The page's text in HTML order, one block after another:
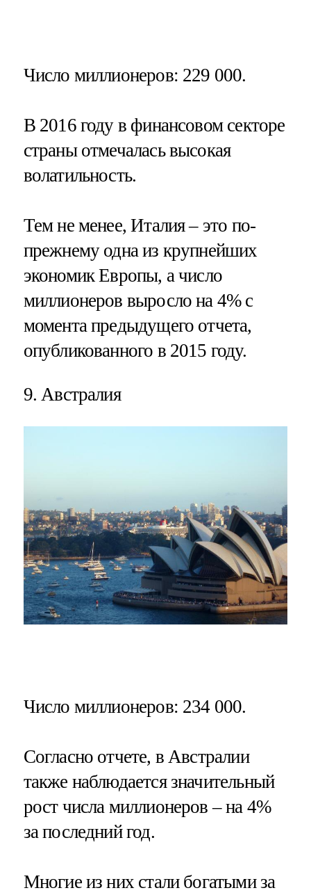
Число миллионеров: 229 000.
В 2016 году в финансовом секторе
страны отмечалась высокая
волатильность.
Тем не менее, Италия – это по-
прежнему одна из крупнейших
экономик Европы, а число
миллионеров выросло на 4% с
момента предыдущего отчета,
опубликованного в 2015 году.
9. Австралия
Число миллионеров: 234 000.
Согласно отчете, в Австралии
также наблюдается значительный
рост числа миллионеров – на 4%
за последний год.
Многие из них стали богатыми за